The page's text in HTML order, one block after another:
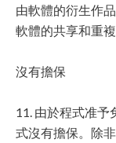
由軟體的衍生作
軟體的共享和重複
沒有擔保
11. 由於程式准
式沒有擔保。除